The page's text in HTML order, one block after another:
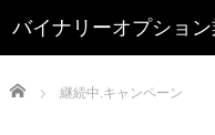
Home 継続中.キャンペーン